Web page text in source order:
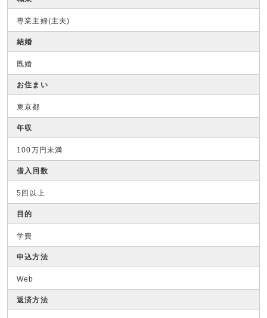
専業主婦(主夫)
結婚
既婚
お住まい
東京都
年収
100万円未満
借入回数
5回以上
目的
学費
申込方法
Web
返済方法